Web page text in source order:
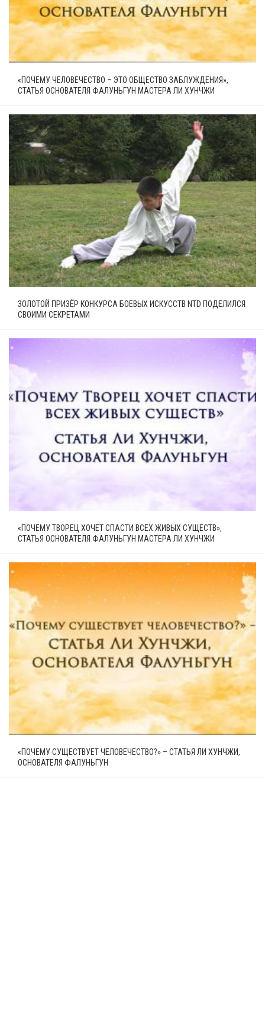
«ПОЧЕМУ ЧЕЛОВЕЧЕСТВО – ЭТО ОБЩЕСТВО ЗАБЛУЖДЕНИЯ»,
СТАТЬЯ ОСНОВАТЕЛЯ ФАЛУНЬГУН МАСТЕРА ЛИ ХУНЧЖИ
ЗОЛОТОЙ ПРИЗЁР КОНКУРСА БОЕВЫХ ИСКУССТВ NTD ПОДЕЛИЛСЯ
СВОИМИ СЕКРЕТАМИ
«ПОЧЕМУ ТВОРЕЦ ХОЧЕТ СПАСТИ ВСЕХ ЖИВЫХ СУЩЕСТВ»,
СТАТЬЯ ОСНОВАТЕЛЯ ФАЛУНЬГУН МАСТЕРА ЛИ ХУНЧЖИ
«ПОЧЕМУ СУЩЕСТВУЕТ ЧЕЛОВЕЧЕСТВО?» – СТАТЬЯ ЛИ ХУНЧЖИ,
ОСНОВАТЕЛЯ ФАЛУНЬГУН